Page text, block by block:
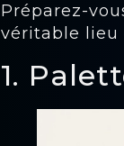
Préparez-
véritable lieu
1.